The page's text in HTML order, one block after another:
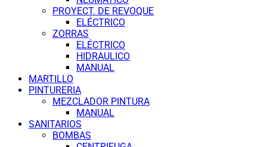
PROYECT. DE REVOQUE
ELÉCTRICO
ZORRAS
ELÉCTRICO
HIDRAULICO
MANUAL
MARTILLO
PINTURERIA
MEZCLADOR PINTURA
MANUAL
SANITARIOS
BOMBAS